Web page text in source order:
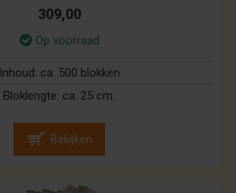
309,00
Op voorraad
Inhoud: ca. 500 blokken
Bloklengte: ca. 25 cm.
Bekijken